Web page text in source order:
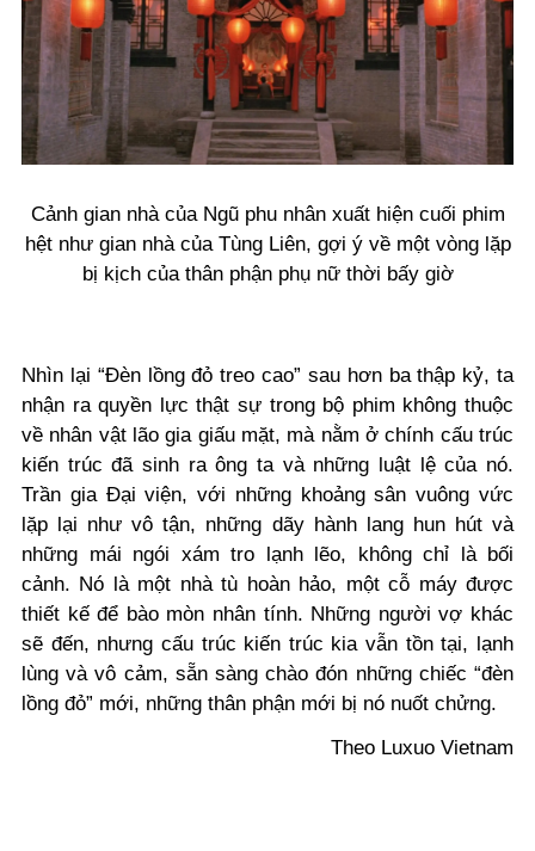
Cảnh gian nhà của Ngũ phu nhân xuất hiện cuối phim
hệt như gian nhà của Tùng Liên, gợi ý về một vòng lặp
bị kịch của thân phận phụ nữ thời bấy giờ
Nhìn lại “Đèn lồng đỏ treo cao” sau hơn ba thập kỷ, ta
nhận ra quyền lực thật sự trong bộ phim không thuộc
về nhân vật lão gia giấu mặt, mà nằm ở chính cấu trúc
kiến trúc đã sinh ra ông ta và những luật lệ của nó.
Trần gia Đại viện, với những khoảng sân vuông vức
lặp lại như vô tận, những dãy hành lang hun hút và
những mái ngói xám tro lạnh lẽo, không chỉ là bối
cảnh. Nó là một nhà tù hoàn hảo, một cỗ máy được
thiết kế để bào mòn nhân tính. Những người vợ khác
sẽ đến, nhưng cấu trúc kiến trúc kia vẫn tồn tại, lạnh
lùng và vô cảm, sẵn sàng chào đón những chiếc “đèn
lồng đỏ” mới, những thân phận mới bị nó nuốt chửng.
Theo Luxuo Vietnam